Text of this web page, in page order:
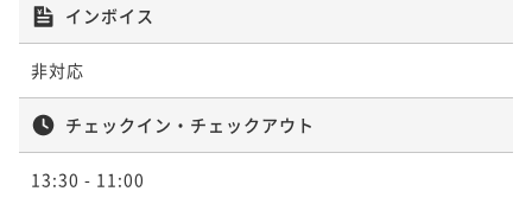
インボイス
非対応
チェックイン・チェックアウト
13:30 - 11:00